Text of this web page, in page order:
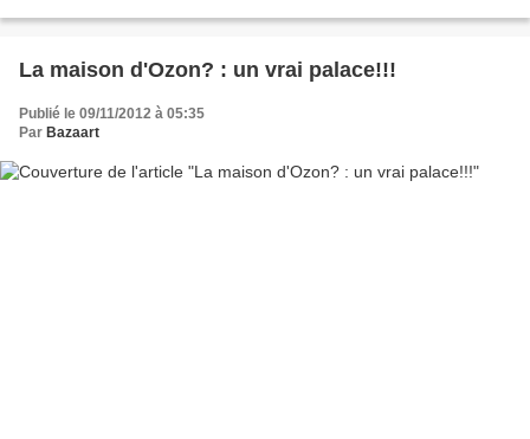
La maison d'Ozon? : un vrai palace!!!
Publié le 09/11/2012 à 05:35
Par Bazaart